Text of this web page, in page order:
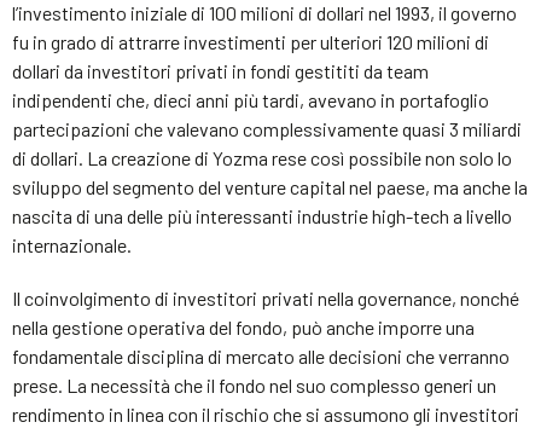
l’investimento iniziale di 100 milioni di dollari nel 1993, il governo
fu in grado di attrarre investimenti per ulteriori 120 milioni di
dollari da investitori privati in fondi gestititi da team
indipendenti che, dieci anni più tardi, avevano in portafoglio
partecipazioni che valevano complessivamente quasi 3 miliardi
di dollari. La creazione di Yozma rese così possibile non solo lo
sviluppo del segmento del venture capital nel paese, ma anche la
nascita di una delle più interessanti industrie high-tech a livello
internazionale.
Il coinvolgimento di investitori privati nella governance, nonché
nella gestione operativa del fondo, può anche imporre una
fondamentale disciplina di mercato alle decisioni che verranno
prese. La necessità che il fondo nel suo complesso generi un
rendimento in linea con il rischio che si assumono gli investitori